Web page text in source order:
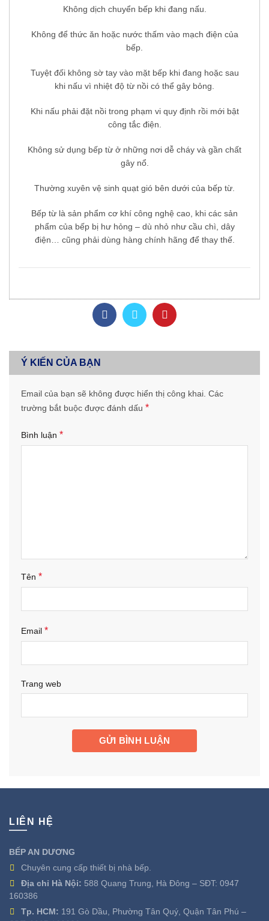
Không dịch chuyển bếp khi đang nấu.
Không để thức ăn hoặc nước thấm vào mạch điện của
bếp.
Tuyệt đối không sờ tay vào mặt bếp khi đang hoặc sau
khi nấu vì nhiệt độ từ nồi có thể gây bỏng.
Khi nấu phải đặt nồi trong phạm vi quy định rồi mới bật
công tắc điện.
Không sử dụng bếp từ ở những nơi dễ cháy và gần chất
gây nổ.
Thường xuyên vệ sinh quạt gió bên dưới của bếp từ.
Bếp từ là sản phẩm cơ khí công nghệ cao, khi các sản
phẩm của bếp bị hư hỏng – dù nhỏ như cầu chì, dây
điện… cũng phải dùng hàng chính hãng để thay thế.
Ý KIẾN CỦA BẠN
Email của bạn sẽ không được hiển thị công khai. Các
trường bắt buộc được đánh dấu *
Bình luận *
Tên *
Email *
Trang web
LIÊN HỆ
BẾP AN DƯƠNG
Chuyên cung cấp thiết bị nhà bếp.
Địa chỉ Hà Nội: 588 Quang Trung, Hà Đông – SĐT: 0947
160386
Tp. HCM: 191 Gò Dầu, Phường Tân Quý, Quận Tân Phú –